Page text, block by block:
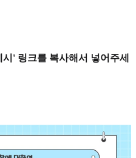
' 링크를 복사해서 넣어주세